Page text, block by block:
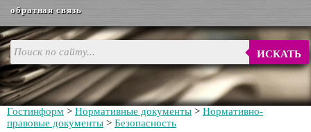
обратная связь
ИСКАТЬ
Гостинформ > Нормативные документы > Нормативно-
правовые документы > Безопасность